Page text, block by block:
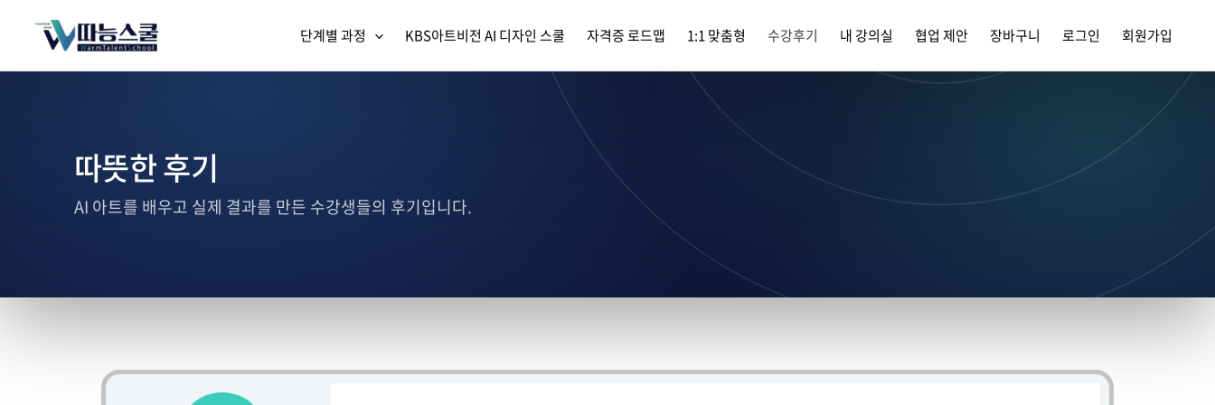
단계별 과정 KBS아트비전 AI 디자인 스쿨 자격증 로드맵 1:1 맞춤형 수강후기 내 강의실 협업 제안 장바구니 로그인 회원가입
따뜻한 후기
AI 아트를 배우고 실제 결과를 만든 수강생들의 후기입니다.